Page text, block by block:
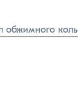
обжимного